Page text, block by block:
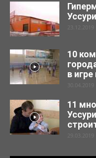
23.12.2019
10
в
30.04.2019
11
29.03.2019